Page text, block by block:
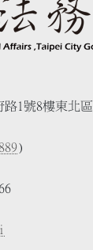
路1號8樓東北區
)